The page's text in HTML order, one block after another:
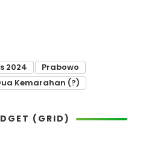
2024
Prabowo
Kemarahan (?)
(GRID)